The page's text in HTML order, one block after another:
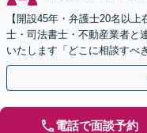
【開設45年・弁護士20名以
士・司法書士・不動産業者と
いたします「どこに相談すべ
て大丈夫か不安」と迷ってい
電話で面談予約